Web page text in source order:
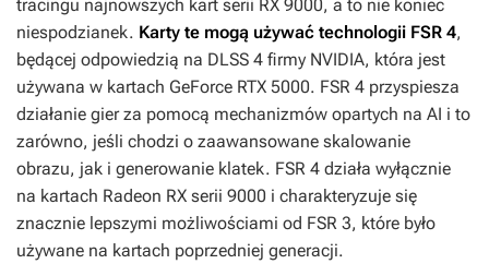
tracingu najnowszych kart serii RX 9000, a to nie koniec
niespodzianek. Karty te mogą używać technologii FSR 4,
będącej odpowiedzią na DLSS 4 firmy NVIDIA, która jest
używana w kartach GeForce RTX 5000. FSR 4 przyspiesza
działanie gier za pomocą mechanizmów opartych na AI i to
zarówno, jeśli chodzi o zaawansowane skalowanie
obrazu, jak i generowanie klatek. FSR 4 działa wyłącznie
na kartach Radeon RX serii 9000 i charakteryzuje się
znacznie lepszymi możliwościami od FSR 3, które było
używane na kartach poprzedniej generacji.